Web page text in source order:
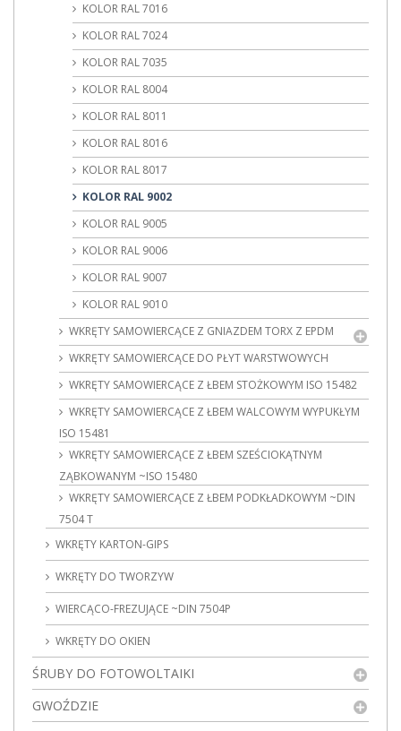
KOLOR RAL 7016
KOLOR RAL 7024
KOLOR RAL 7035
KOLOR RAL 8004
KOLOR RAL 8011
KOLOR RAL 8016
KOLOR RAL 8017
KOLOR RAL 9002
KOLOR RAL 9005
KOLOR RAL 9006
KOLOR RAL 9007
KOLOR RAL 9010
WKRĘTY SAMOWIERCĄCE Z GNIAZDEM TORX Z EPDM
WKRĘTY SAMOWIERCĄCE DO PŁYT WARSTWOWYCH
WKRĘTY SAMOWIERCĄCE Z ŁBEM STOŻKOWYM ISO 15482
WKRĘTY SAMOWIERCĄCE Z ŁBEM WALCOWYM WYPUKŁYM
ISO 15481
WKRĘTY SAMOWIERCĄCE Z ŁBEM SZEŚCIOKĄTNYM
ZĄBKOWANYM ~ISO 15480
WKRĘTY SAMOWIERCĄCE Z ŁBEM PODKŁADKOWYM ~DIN
7504 T
WKRĘTY KARTON-GIPS
WKRĘTY DO TWORZYW
WIERCĄCO-FREZUJĄCE ~DIN 7504P
WKRĘTY DO OKIEN
ŚRUBY DO FOTOWOLTAIKI
GWOŹDZIE